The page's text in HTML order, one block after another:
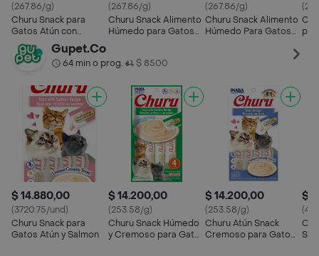
(267.86/g)
Churu Snack para
Gatos Atún con
Salmón Pack 4x14g
(267.86/g)
Churu Snack Alimento
Húmedo para Gatos
(267.86/g)
Churu Snack Alimento
Húmedo Para Gatos
Gupet.Co
64 min o prog.• $ 8500
$ 14.880,00
(3720.75/und)
Churu Snack para
Gatos Atún y Salmon
$ 14.200,00
(253.58/g)
Churu Snack Húmedo
y Cremoso para Gatos
$ 14.200,00
(253.58/g)
Churu Atún Snack
Cremoso para Gato
$